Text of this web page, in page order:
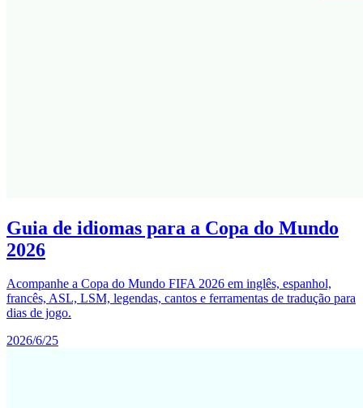
Guia de idiomas para a Copa do Mundo
2026
Acompanhe a Copa do Mundo FIFA 2026 em inglês, espanhol,
francês, ASL, LSM, legendas, cantos e ferramentas de tradução para
dias de jogo.
2026/6/25